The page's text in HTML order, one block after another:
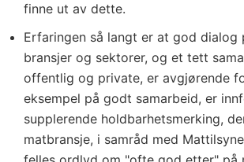
finne ut av dette.
Erfaringen så langt er at god dialog
bransjer og sektorer, og et tett
offentlig og private, er avgjørende
eksempel på godt samarbeid, er
supplerende holdbarhetsmerking,
matbransje, i samråd med